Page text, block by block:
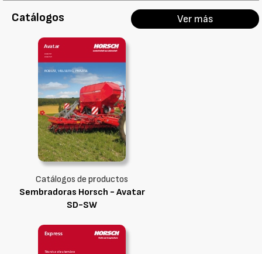
Catálogos Ver más
Catálogos de productos
Sembradoras Horsch - Avatar
SD-SW